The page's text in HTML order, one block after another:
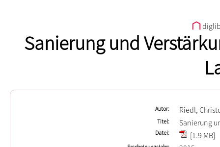
Sanierung und
Autor Riedl,
Titel Sanierung
Datei [1.9 MB]